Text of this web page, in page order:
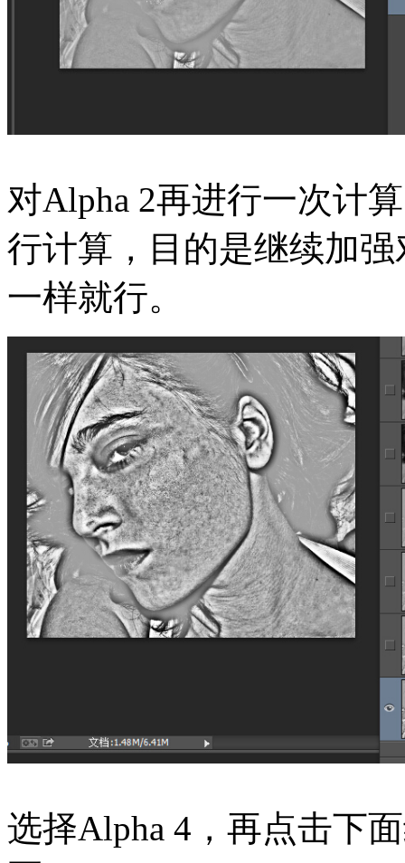
对Alpha 2再进行一次计
行计算，目的是继续加
一样就行。
选择Alpha 4，再点击下